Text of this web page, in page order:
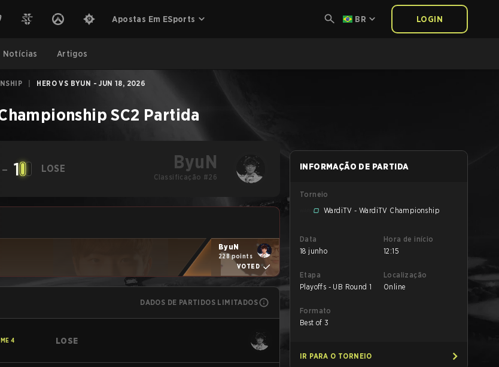
Apostas Em ESports BR LOGIN
Notícias Artigos
HERO VS BYUN - JUN 18, 2026
SC2 Partida
- 1 LOSE ByuN
Classificação #26
ByuN
228 points
VOTED
DADOS DE PARTIDOS LIMITADOS
4 LOSE
INFORMAÇÃO DE PARTIDA
Torneio
WardiTV - WardiTV Championship
Data
18 junho
Hora de início
12:15
Etapa
Playoffs - UB Round 1
Localização
Online
Formato
Best of 3
IR PARA O TORNEIO